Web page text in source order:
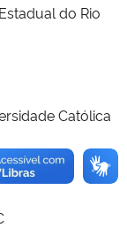
do Rio
Católica